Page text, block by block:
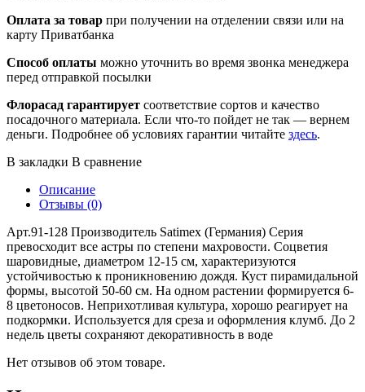
Оплата за товар при получении на отделении связи или на
карту Приватбанка
Способ оплаты можно уточнить во время звонка менеджера
перед отправкой посылки
Флорасад гарантирует соответствие сортов и качество
посадочного материала. Если что-то пойдет не так — вернем
деньги. Подробнее об условиях гарантии читайте здесь.
В закладки В сравнение
Описание
Отзывы (0)
Арт.91-128 Производитель Satimex (Германия) Серия
превосходит все астры по степени махровости. Соцветия
шаровидные, диаметром 12-15 см, характеризуются
устойчивостью к проникновению дождя. Куст пирамидальной
формы, высотой 50-60 см. На одном растении формируется 6-
8 цветоносов. Неприхотливая культура, хорошо реагирует на
подкормки. Используется для среза и оформления клумб. До 2
недель цветы сохраняют декоративность в воде
Нет отзывов об этом товаре.